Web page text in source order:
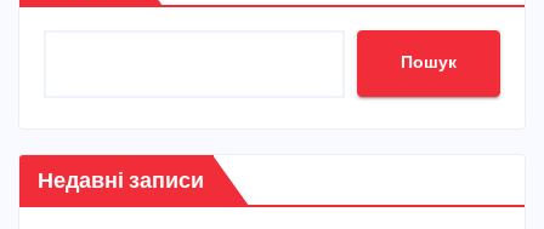
Пошук
Недавні записи